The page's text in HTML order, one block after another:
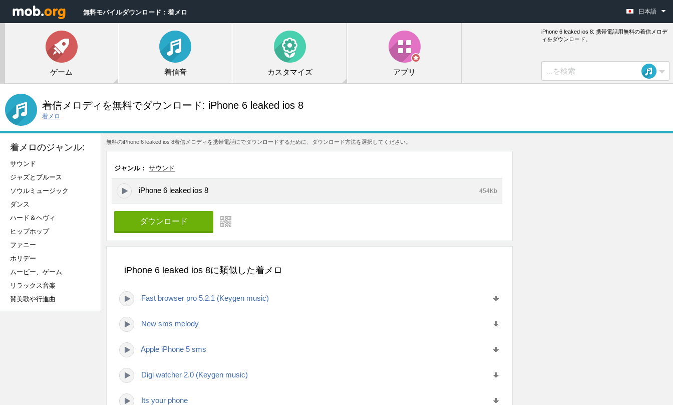
無料モバイルダウンロード：着メロ 日本語
ゲーム 着信音 カスタマイズ アプリ
iPhone 6 leaked ios 8: 携帯電話用無料の着信メロデ
ィをダウンロード。
着信メロディを無料でダウンロード: iPhone 6 leaked ios 8
着メロ
着メロのジャンル:
サウンド
ジャズとブルース
ソウルミュージック
ダンス
ハード＆ヘヴィ
ヒップホップ
ファニー
ホリデー
ムービー、ゲーム
リラックス音楽
賛美歌や行進曲
無料のiPhone 6 leaked ios 8着信メロディを携帯電話にでダウンロードするために、ダウンロード方法を選択してください。
ジャンル： サウンド
iPhone 6 leaked ios 8 454Kb
ダウンロード
iPhone 6 leaked ios 8に類似した着メロ
Fast browser pro 5.2.1 (Keygen music)
New sms melody
Apple iPhone 5 sms
Digi watcher 2.0 (Keygen music)
Its your phone